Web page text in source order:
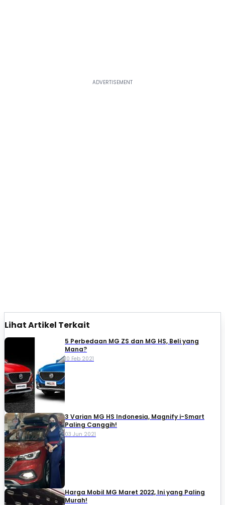
Lihat Artikel Terkait
5 Perbedaan MG ZS dan MG HS, Beli yang
Mana?
10 Feb 2021
3 Varian MG HS Indonesia, Magnify i-Smart
Paling Canggih!
03 Jun 2021
Harga Mobil MG Maret 2022, Ini yang Paling
Murah!